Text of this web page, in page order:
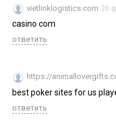
vietlinklogistics.com 26
casino com
ответить
https://
best poker sites for us
ответить